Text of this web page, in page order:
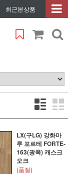
최근본상품
LX(구LG) 강화마
루 포르테 FORTE-
163(광폭) 캐스크
오크
(품절)